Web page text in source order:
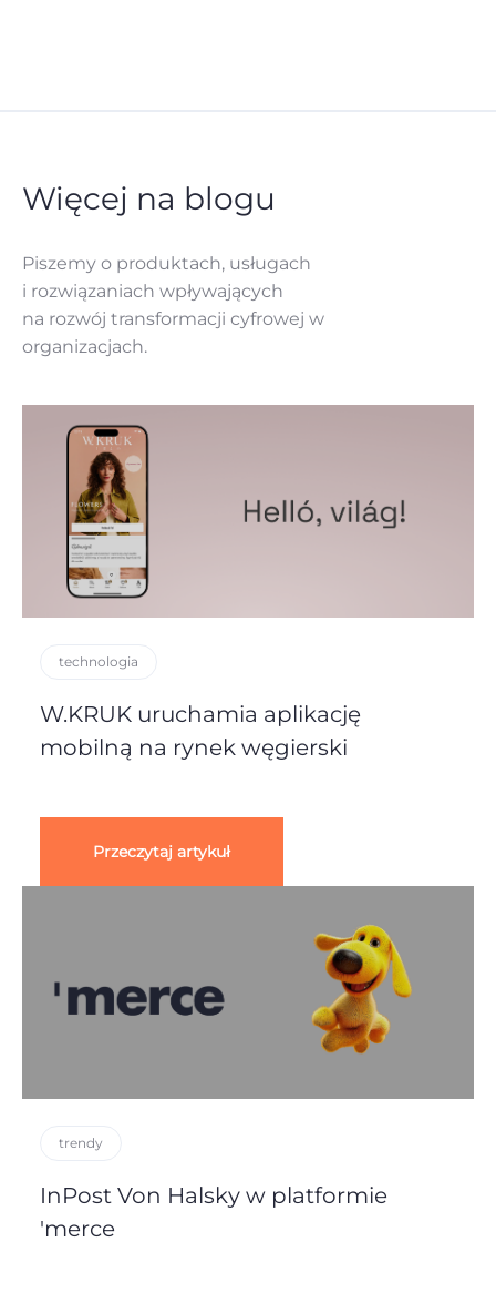
Więcej na blogu
Piszemy o produktach, usługach
i rozwiązaniach wpływających
na rozwój transformacji cyfrowej w
organizacjach.
technologia
W.KRUK uruchamia aplikację
mobilną na rynek węgierski
Przeczytaj artykuł
trendy
InPost Von Halsky w platformie
'merce